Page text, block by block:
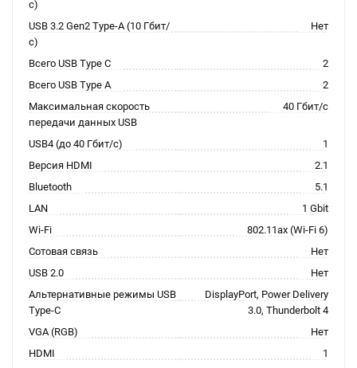
с)
USB 3.2 Gen2 Type-A (10 Гбит/
с)
Нет
Всего USB Type C
2
Всего USB Type A
2
Максимальная скорость
передачи данных USB
40 Гбит/с
USB4 (до 40 Гбит/с)
1
Версия HDMI
2.1
Bluetooth
5.1
LAN
1 Gbit
Wi-Fi
802.11ax (Wi-Fi 6)
Сотовая связь
Нет
USB 2.0
Нет
Альтернативные режимы USB
Type-C
DisplayPort, Power Delivery
3.0, Thunderbolt 4
VGA (RGB)
Нет
HDMI
1